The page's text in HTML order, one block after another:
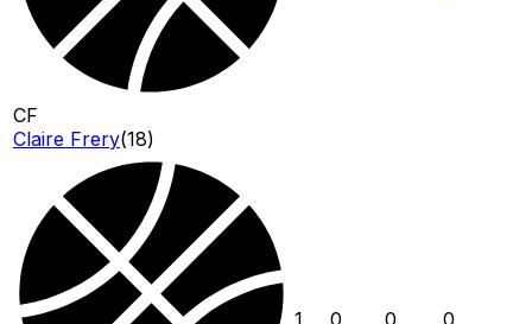
CF
Claire Frery(18)